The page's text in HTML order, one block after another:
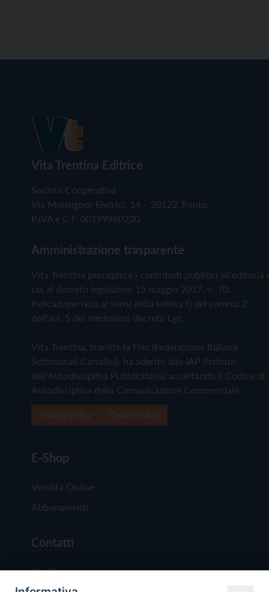
Vita Trentina Editrice
Società Cooperativa
Via Monsignor Endrici, 14 – 38122 Trento
P.IVA e C.F. 00199960220
Amministrazione trasparente
Vita Trentina percepisce i contributi pubblici all'editoria
cui al decreto legislativo 15 maggio 2017, n. 70.
Indicazione resa ai sensi della lettera f) del comma 2
dell'art. 5 del medesimo decreto Lgs.
Vita Trentina, tramite la Fisc (Federazione Italiana
Settimanali Cattolici), ha aderito allo IAP (Istituto
dell'Autodisciplina Pubblicitaria) accettando il Codice di
Autodisciplina della Comunicazione Commerciale
E-Shop
Vendita Online
Abbonamenti
Contatti
Chi Siamo